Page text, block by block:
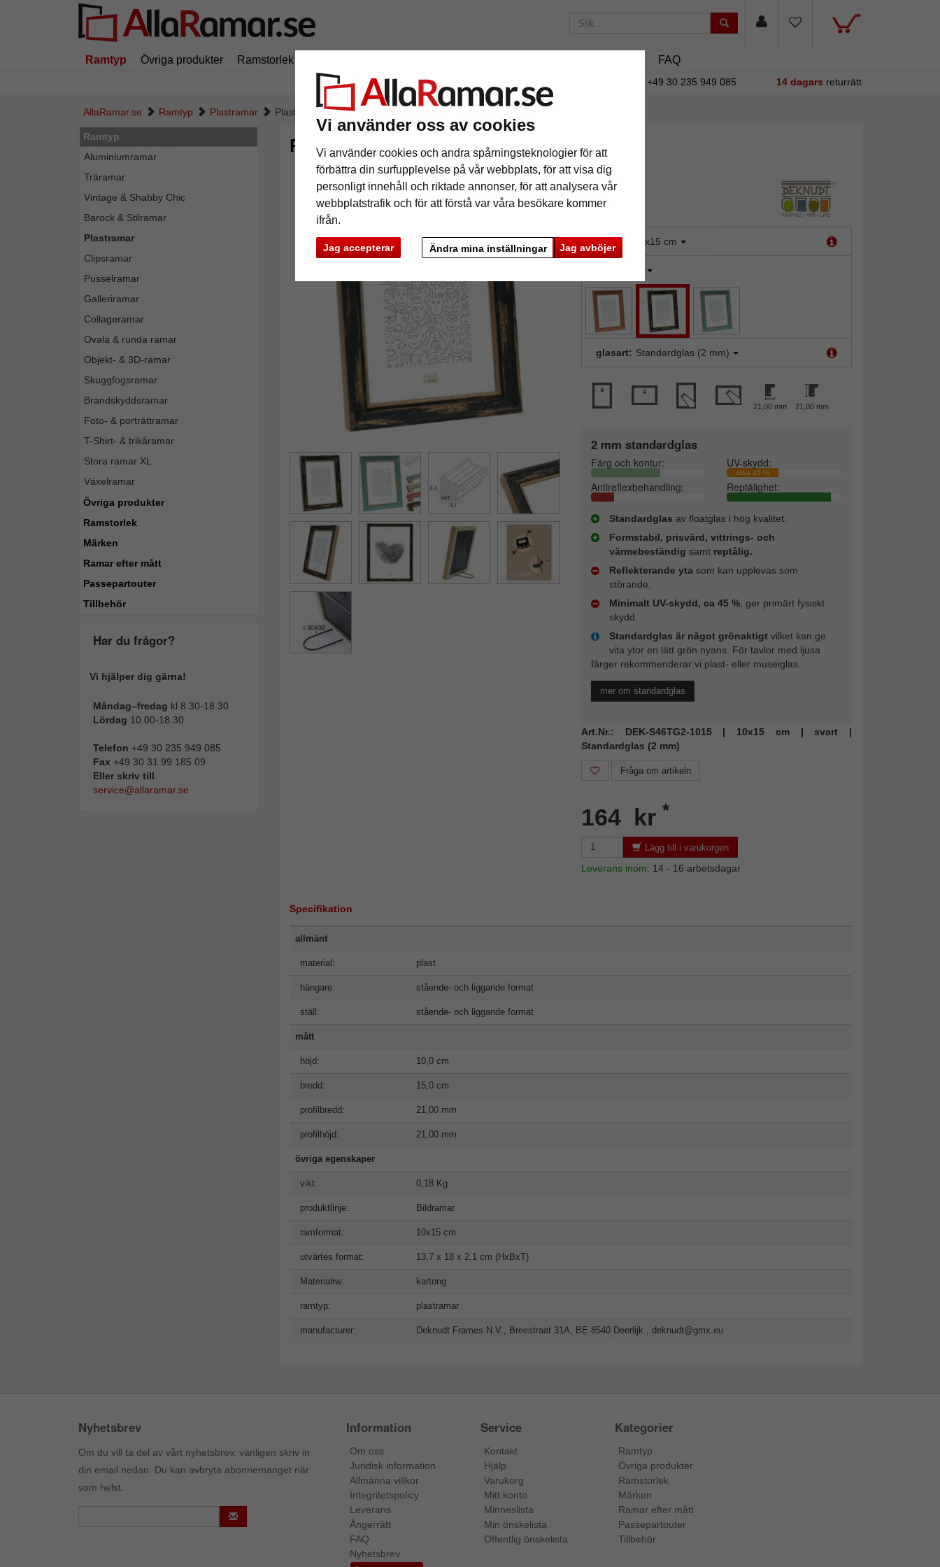
Vi använder oss av cookies
Vi använder cookies och andra spårningsteknologier för att
förbättra din surfupplevelse på vår webbplats, för att visa dig
personligt innehåll och riktade annonser, för att analysera vår
webbplatstrafik och för att förstå var våra besökare kommer
ifrån.
Jag accepterar Jag avböjer
Ändra mina inställningar
Ramtyp Övriga produkter Ramstorlek FAQ
195 kr i leveranskostnad. +49 30 235 949 085 14 dagars returrätt
AllaRamar.se Ramtyp Plastramar Plastram Couvin
Ramtyp
Aluminiumramar
Träramar
Vintage & Shabby Chic
Barock & Stilramar
Plastramar
Clipsramar
Pusselramar
Galleriramar
Collageramar
Ovala & runda ramar
Objekt- & 3D-ramar
Skuggfogsramar
Brandskyddsramar
Foto- & porträttramar
T-Shirt- & trikåramar
Stora ramar XL
Växelramar
Övriga produkter
Ramstorlek
Märken
Ramar efter mått
Passepartouter
Tillbehör
Har du frågor?
Vi hjälper dig gärna!
Måndag–fredag kl 8.30-18.30
Lördag 10.00-18.30
Telefon +49 30 235 949 085
Fax +49 30 31 99 185 09
Eller skriv till
service@allaramar.se
Plastram Couvin
format: 10x15 cm
glasart: Standardglas (2 mm)
21,00 mm 21,00 mm
2 mm standardglas
Färg och kontur: UV-skydd:
cirka 45 %
Antireflexbehandling: Reptålighet:
Standardglas av floatglas i hög kvalitet.
Formstabil, prisvärd, vittrings- och
värmebeständig samt reptålig.
Reflekterande yta som kan upplevas som
störande.
Minimalt UV-skydd, ca 45 %, ger primärt fysiskt
skydd.
Standardglas är något grönaktigtvilket kan ge
vita ytor en lätt grön nyans. För tavlor med ljusa
färger rekommenderar vi plast- eller museiglas.
mer om standardglas
Art.Nr.: DEK-S46TG2-1015 | 10x15 cm | svart |
Standardglas (2 mm)
Fråga om artikeln
164 kr *
Lägg till i varukorgen
Leverans inom: 14 - 16 arbetsdagar
Specifikation
allmänt
material: plast
hängare: stående- och liggande format
ställ: stående- och liggande format
mått
höjd: 10,0 cm
bredd: 15,0 cm
profilbredd: 21,00 mm
profilhöjd: 21,00 mm
övriga egenskaper
vikt: 0,18 Kg
produktlinje: Bildramar
ramformat: 10x15 cm
utvärtes format: 13,7 x 18 x 2,1 cm (HxBxT)
Materialrw: kartong
ramtyp: plastramar
manufacturer: Deknudt Frames N.V., Breestraat 31A, BE 8540 Deerlijk , deknudt@gmx.eu
Nyhetsbrev
Om du vill ta del av vårt nyhetsbrev, vänligen skriv in
din email nedan. Du kan avbryta abonnemanget när
som helst.
Information
Om oss
Juridisk information
Allmänna villkor
Integritetspolicy
Leverans
Ångerrätt
FAQ
Nyhetsbrev
Service
Kontakt
Hjälp
Varukorg
Mitt konto
Minneslista
Min önskelista
Offentlig önskelista
Kategorier
Ramtyp
Övriga produkter
Ramstorlek
Märken
Ramar efter mått
Passepartouter
Tillbehör